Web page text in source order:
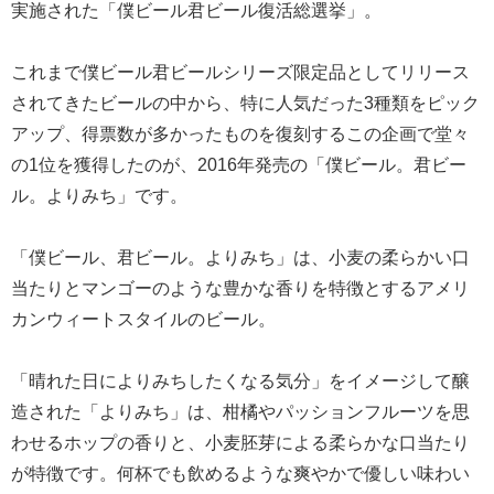
実施された「僕ビール君ビール復活総選挙」。
これまで僕ビール君ビールシリーズ限定品としてリリース
されてきたビールの中から、特に人気だった3種類をピック
アップ、得票数が多かったものを復刻するこの企画で堂々
の1位を獲得したのが、2016年発売の「僕ビール。君ビー
ル。よりみち」です。
「僕ビール、君ビール。よりみち」は、小麦の柔らかい口
当たりとマンゴーのような豊かな香りを特徴とするアメリ
カンウィートスタイルのビール。
「晴れた日によりみちしたくなる気分」をイメージして醸
造された「よりみち」は、柑橘やパッションフルーツを思
わせるホップの香りと、小麦胚芽による柔らかな口当たり
が特徴です。何杯でも飲めるような爽やかで優しい味わい